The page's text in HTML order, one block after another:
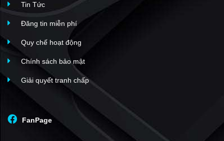
Tin Tức
Đăng tin miễn phí
Quy chế hoạt động
Chính sách bảo mật
Giải quyết tranh chấp
FanPage